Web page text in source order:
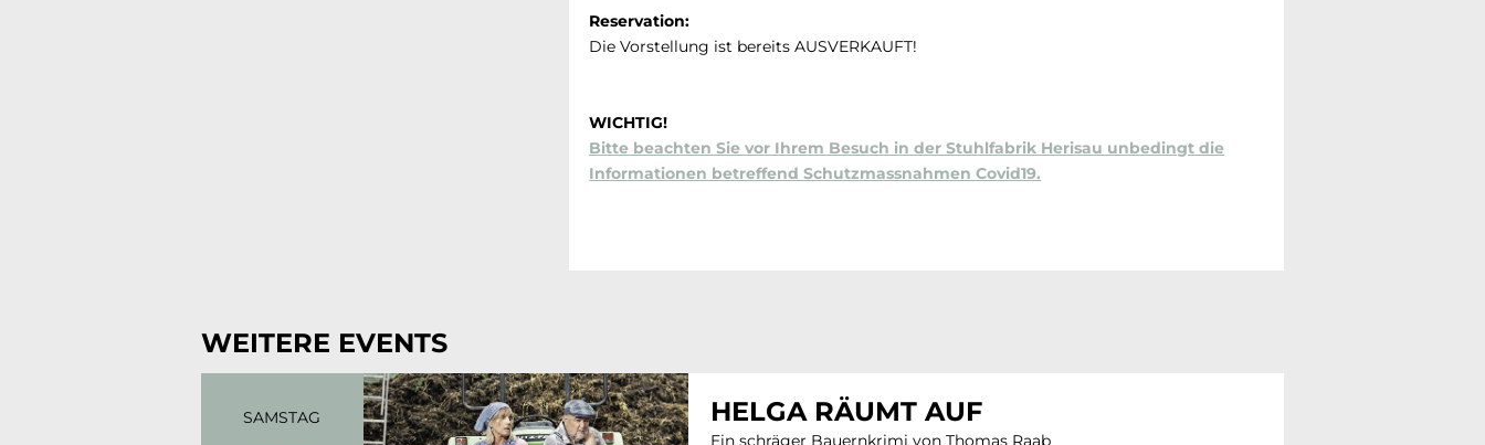
Reservation:
Die Vorstellung ist bereits AUSVERKAUFT!
WICHTIG!
Bitte beachten Sie vor Ihrem Besuch in der Stuhlfabrik Herisau unbedingt die
Informationen betreffend Schutzmassnahmen Covid19.
WEITERE EVENTS
SAMSTAG HELGA RÄUMT AUF
Ein schräger Bauernkrimi von Thomas Raab